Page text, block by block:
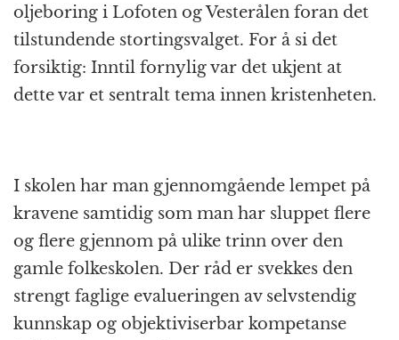
oljeboring i Lofoten og Vesterålen foran det
tilstundende stortingsvalget. For å si det
forsiktig: Inntil fornylig var det ukjent at
dette var et sentralt tema innen kristenheten.
I skolen har man gjennomgående lempet på
kravene samtidig som man har sluppet flere
og flere gjennom på ulike trinn over den
gamle folkeskolen. Der råd er svekkes den
strengt faglige evalueringen av selvstendig
kunnskap og objektiviserbar kompetanse